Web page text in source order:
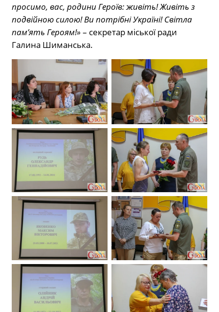
просимо, вас, родини Героїв: живіть! Живіть з
подвійною силою! Ви потрібні Україні! Світла
пам’ять Героям!»– секретар міської ради
Галина Шиманська.